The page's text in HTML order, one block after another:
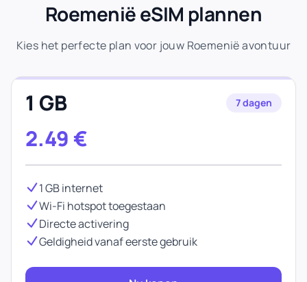
Roemenië eSIM plannen
Kies het perfecte plan voor jouw Roemenië avontuur
1 GB 7 dagen
2.49 €
1 GB internet
Wi-Fi hotspot toegestaan
Directe activering
Geldigheid vanaf eerste gebruik